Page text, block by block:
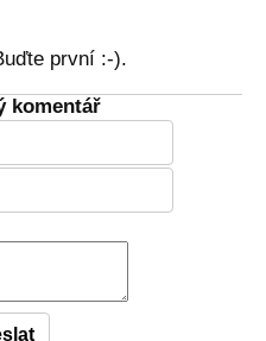
první :-).
komentář